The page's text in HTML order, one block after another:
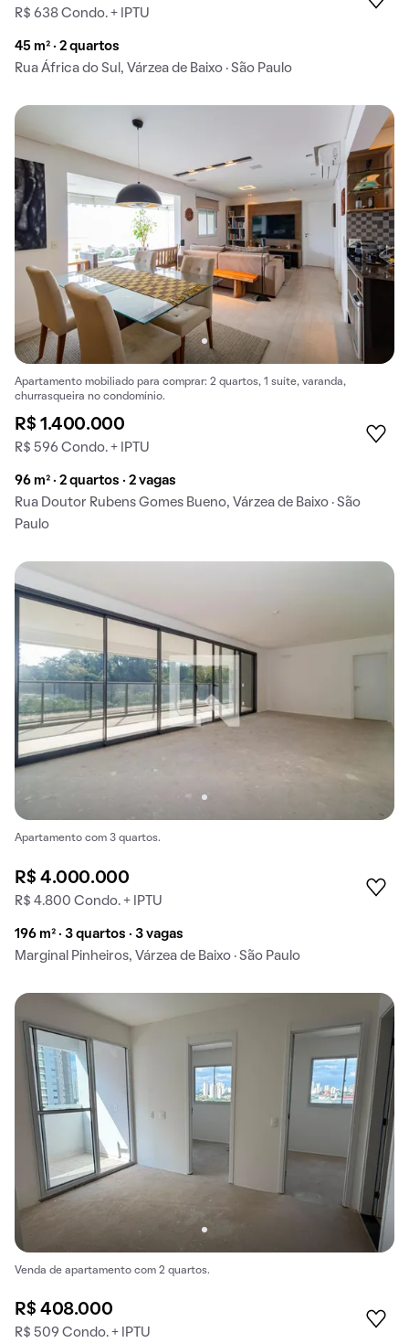
R$ 638 Condo. + IPTU
45 m² · 2 quartos
Rua África do Sul, Várzea de Baixo · São Paulo
Apartamento mobiliado para comprar: 2 quartos, 1 suíte, varanda,
churrasqueira no condomínio.
R$ 1.400.000
R$ 596 Condo. + IPTU
96 m² · 2 quartos · 2 vagas
Rua Doutor Rubens Gomes Bueno, Várzea de Baixo · São
Paulo
Apartamento com 3 quartos.
R$ 4.000.000
R$ 4.800 Condo. + IPTU
196 m² · 3 quartos · 3 vagas
Marginal Pinheiros, Várzea de Baixo · São Paulo
Venda de apartamento com 2 quartos.
R$ 408.000
R$ 509 Condo. + IPTU